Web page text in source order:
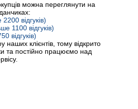
можна переглянути на
відгуків)
1100 відгуків)
відгуків)
наших клієнтів, тому відкрито
та постійно працюємо над